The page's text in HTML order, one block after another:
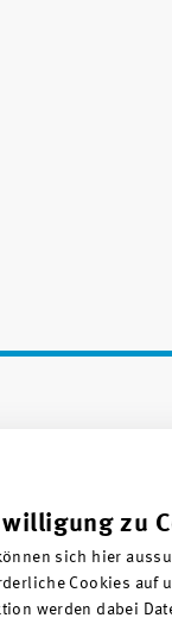
zu
sich hier
Cookies auf
werden dabei